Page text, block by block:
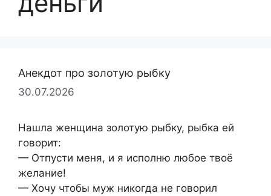
Анекдот про золотую рыбку
30.07.2026
Нашла женщина золотую рыбку, рыбка ей
говорит:
— Отпусти меня, и я исполню любое твоё
желание!
— Хочу чтобы муж никогда не говорил